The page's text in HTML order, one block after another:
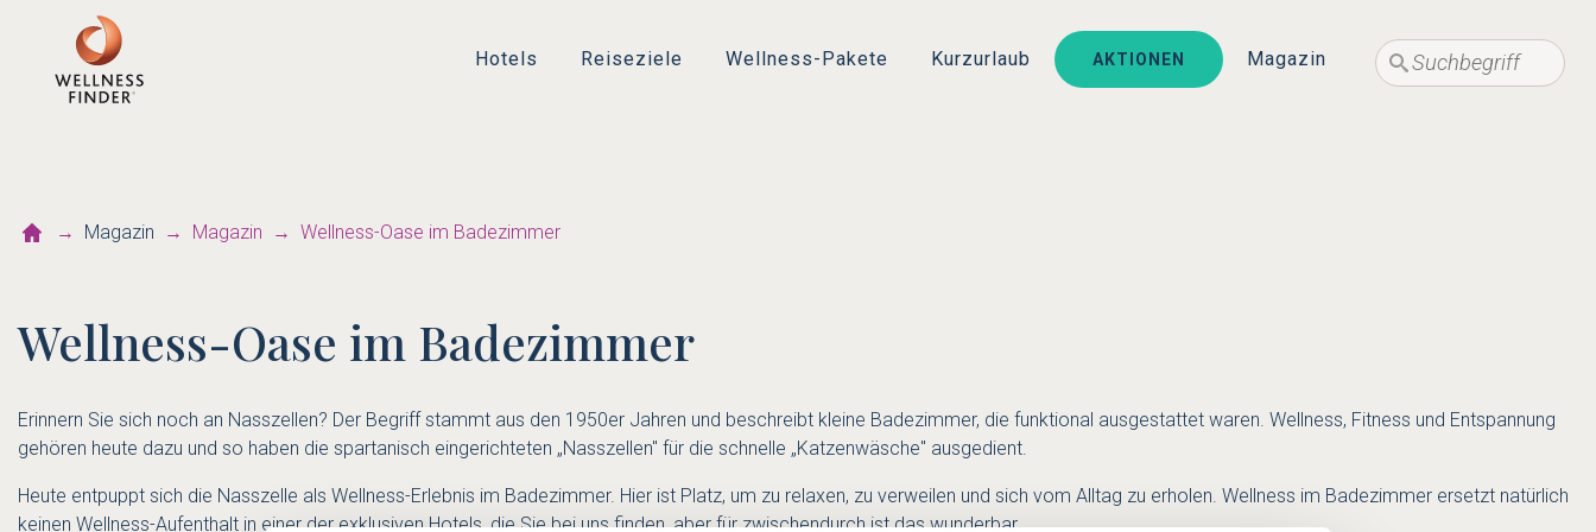
Hotels Reiseziele Wellness-Pakete Kurzurlaub AKTIONEN Magazin
Suche
Suche
Magazin Magazin Wellness-Oase im Badezimmer
Wellness-Oase im Badezimmer
Erinnern Sie sich noch an Nasszellen? Der Begriff stammt aus den 1950er Jahren und beschreibt kleine Badezimmer, die funktional ausgestattet waren. Wellness, Fitness und Entspannung
gehören heute dazu und so haben die spartanisch eingerichteten „Nasszellen" für die schnelle „Katzenwäsche" ausgedient.
Heute entpuppt sich die Nasszelle als Wellness-Erlebnis im Badezimmer. Hier ist Platz, um zu relaxen, zu verweilen und sich vom Alltag zu erholen. Wellness im Badezimmer ersetzt natürlich
keinen Wellness-Aufenthalt in einer der exklusiven Hotels, die Sie bei uns finden, aber für zwischendurch ist das wunderbar.